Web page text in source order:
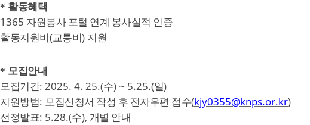
* 활동혜택
1365 자원봉사 포털 연계 봉사실적 인증
활동지원비 (교통비 ) 지원
* 모집안내
모집기간: 2025. 4. 25.(수) ~ 5.25.(일)
지원방법: 모집신청서 작성 후 전자우편 접수(kjy0355@knps.or.kr)
선정발표: 5.28.(수), 개별 안내